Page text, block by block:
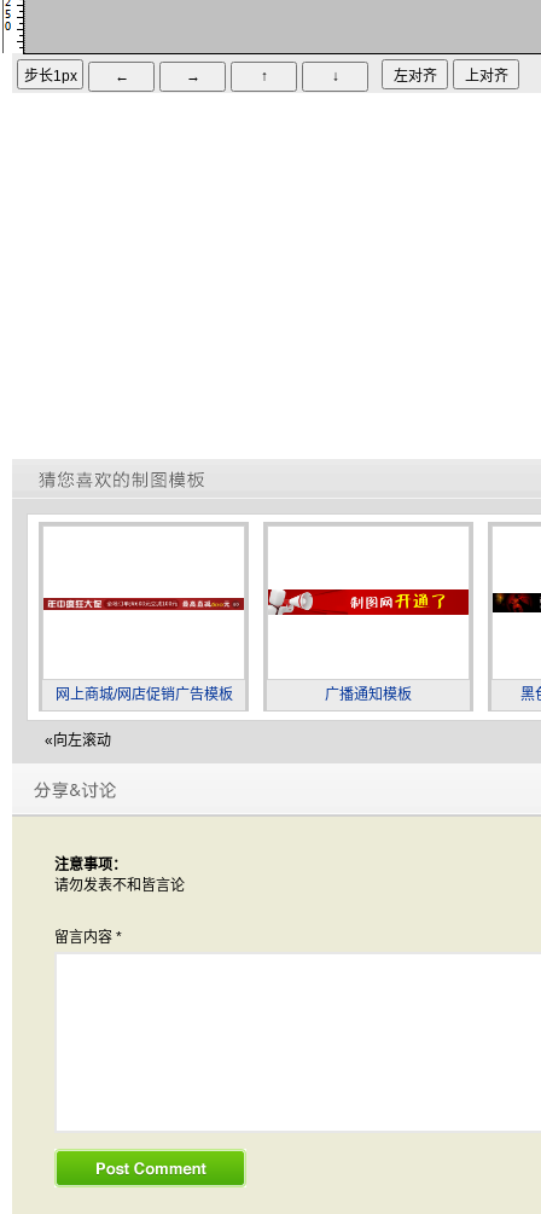
网上商城/网店促销广告模板 广播通知模板 黑
«向左滚动
注意事项：
请勿发表不和皆言论
留言内容 *